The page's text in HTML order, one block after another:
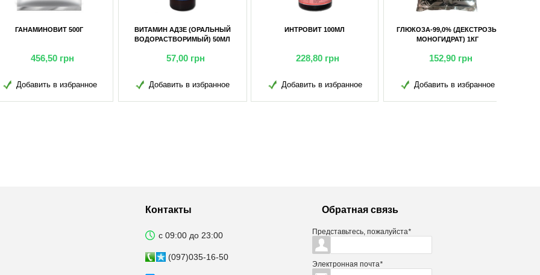
АД3Е (ОРАЛЬНЫЙ
57,00 грн
Добавить в избранное
ИНТРОВИТ 100МЛ
228,80 грн
Добавить в избранное
ГЛЮКОЗА-99,0% (ДЕКСТРОЗЫ
152,90 грн
Добавить в избранное
ГАНАМИНОВИТ 5Г
6,75 грн
Добавить в избранное
Контакты
с 09:00 до 23:00
(097)035-16-50
Обратная связь
Представьтесь, пожалуйста*
Электронная почта*